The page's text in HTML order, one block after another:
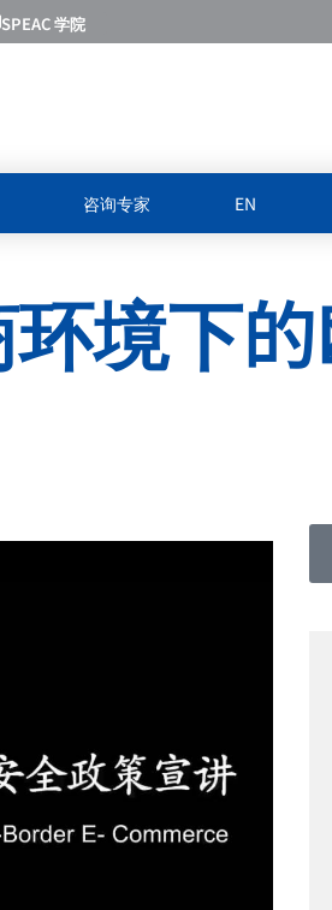
SPEAC 学院
咨询专家 EN
境下